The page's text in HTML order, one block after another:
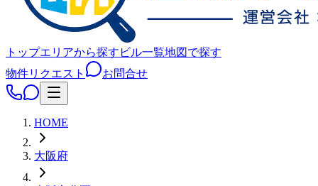
トップエリアから探す ビル一覧地図で探す
物件リクエスト
お問合せ
HOME
大阪府